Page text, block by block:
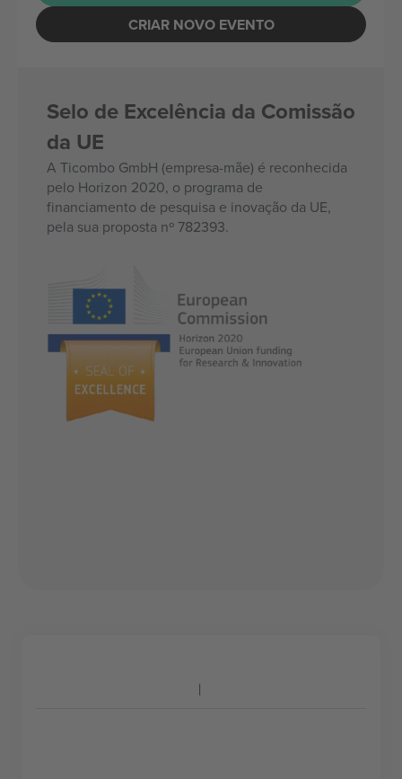
CRIAR NOVO EVENTO
Selo de Excelência da Comissão
da UE
A Ticombo GmbH (empresa-mãe) é reconhecida
pelo Horizon 2020, o programa de
financiamento de pesquisa e inovação da UE,
pela sua proposta nº 782393.